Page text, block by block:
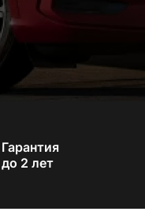
Гарантия
до 2 лет